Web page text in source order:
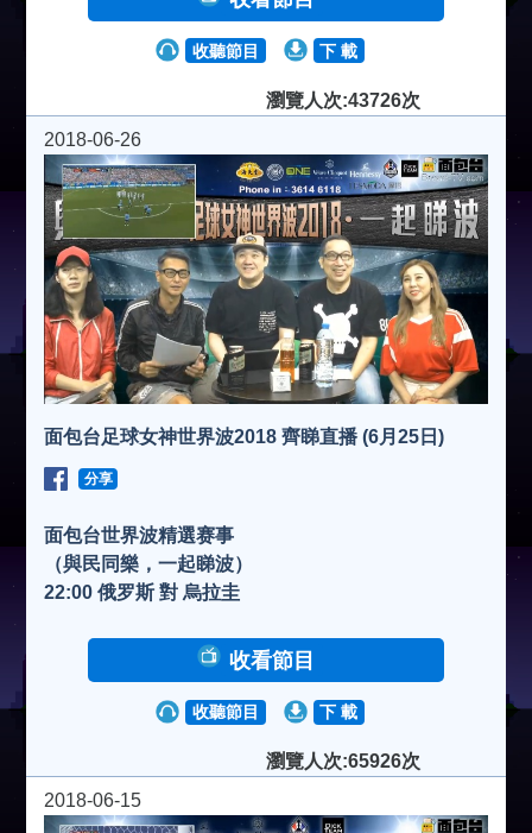
收聽節目 下 載
瀏覽人次:43726次
2018-06-26
面包台足球女神世界波2018 齊睇直播 (6月25日)
分享
面包台世界波精選赛事
（與民同樂，一起睇波）
22:00 俄罗斯 對 烏拉圭
收看節目
收聽節目 下 載
瀏覽人次:65926次
2018-06-15